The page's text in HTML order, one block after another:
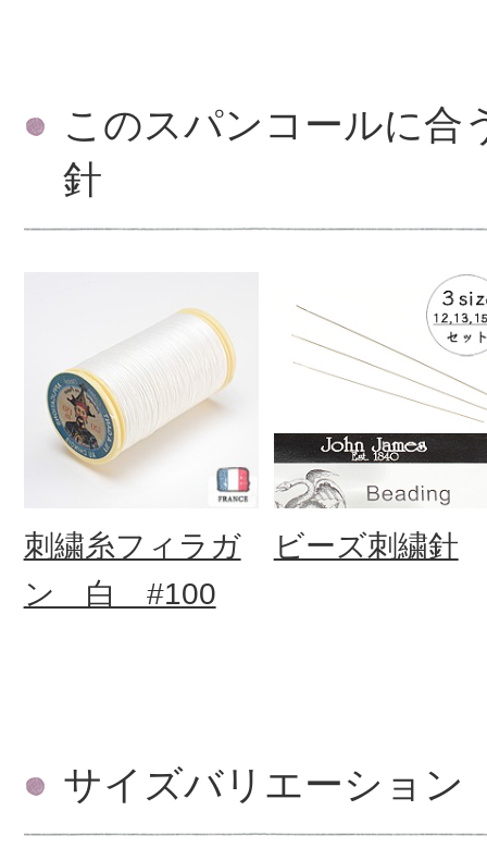
このスパンコールに合
針
刺繍糸フィラガ
ン 白 #100
ビーズ刺繍針
サイズバリエーション